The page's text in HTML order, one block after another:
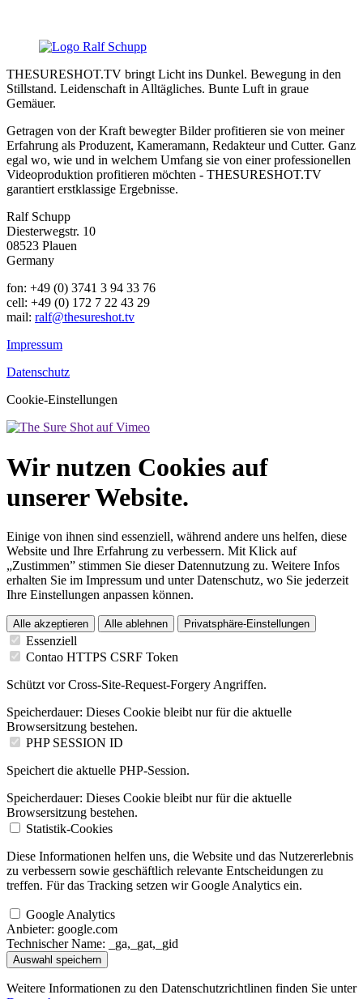
THESURESHOT.TV bringt Licht ins Dunkel. Bewegung in den
Stillstand. Leidenschaft in Alltägliches. Bunte Luft in graue
Gemäuer.
Getragen von der Kraft bewegter Bilder profitieren sie von meiner
Erfahrung als Produzent, Kameramann, Redakteur und Cutter. Ganz
egal wo, wie und in welchem Umfang sie von einer professionellen
Videoproduktion profitieren möchten - THESURESHOT.TV
garantiert erstklassige Ergebnisse.
Ralf Schupp
Diesterwegstr. 10
08523 Plauen
Germany
fon: +49 (0) 3741 3 94 33 76
cell: +49 (0) 172 7 22 43 29
mail: ralf@thesureshot.tv
Impressum
Datenschutz
Cookie-Einstellungen
Wir nutzen Cookies auf
unserer Website.
Einige von ihnen sind essenziell, während andere uns helfen, diese
Website und Ihre Erfahrung zu verbessern. Mit Klick auf
„Zustimmen” stimmen Sie dieser Datennutzung zu. Weitere Infos
erhalten Sie im Impressum und unter Datenschutz, wo Sie jederzeit
Ihre Einstellungen anpassen können.
Alle akzeptieren Alle ablehnen Privatsphäre-Einstellungen
Essenziell
Contao HTTPS CSRF Token
Schützt vor Cross-Site-Request-Forgery Angriffen.
Speicherdauer: Dieses Cookie bleibt nur für die aktuelle
Browsersitzung bestehen.
PHP SESSION ID
Speichert die aktuelle PHP-Session.
Speicherdauer: Dieses Cookie bleibt nur für die aktuelle
Browsersitzung bestehen.
Statistik-Cookies
Diese Informationen helfen uns, die Website und das Nutzererlebnis
zu verbessern sowie geschäftlich relevante Entscheidungen zu
treffen. Für das Tracking setzen wir Google Analytics ein.
Google Analytics
Anbieter: google.com
Technischer Name: _ga,_gat,_gid
Auswahl speichern
Weitere Informationen zu den Datenschutzrichtlinen finden Sie unter